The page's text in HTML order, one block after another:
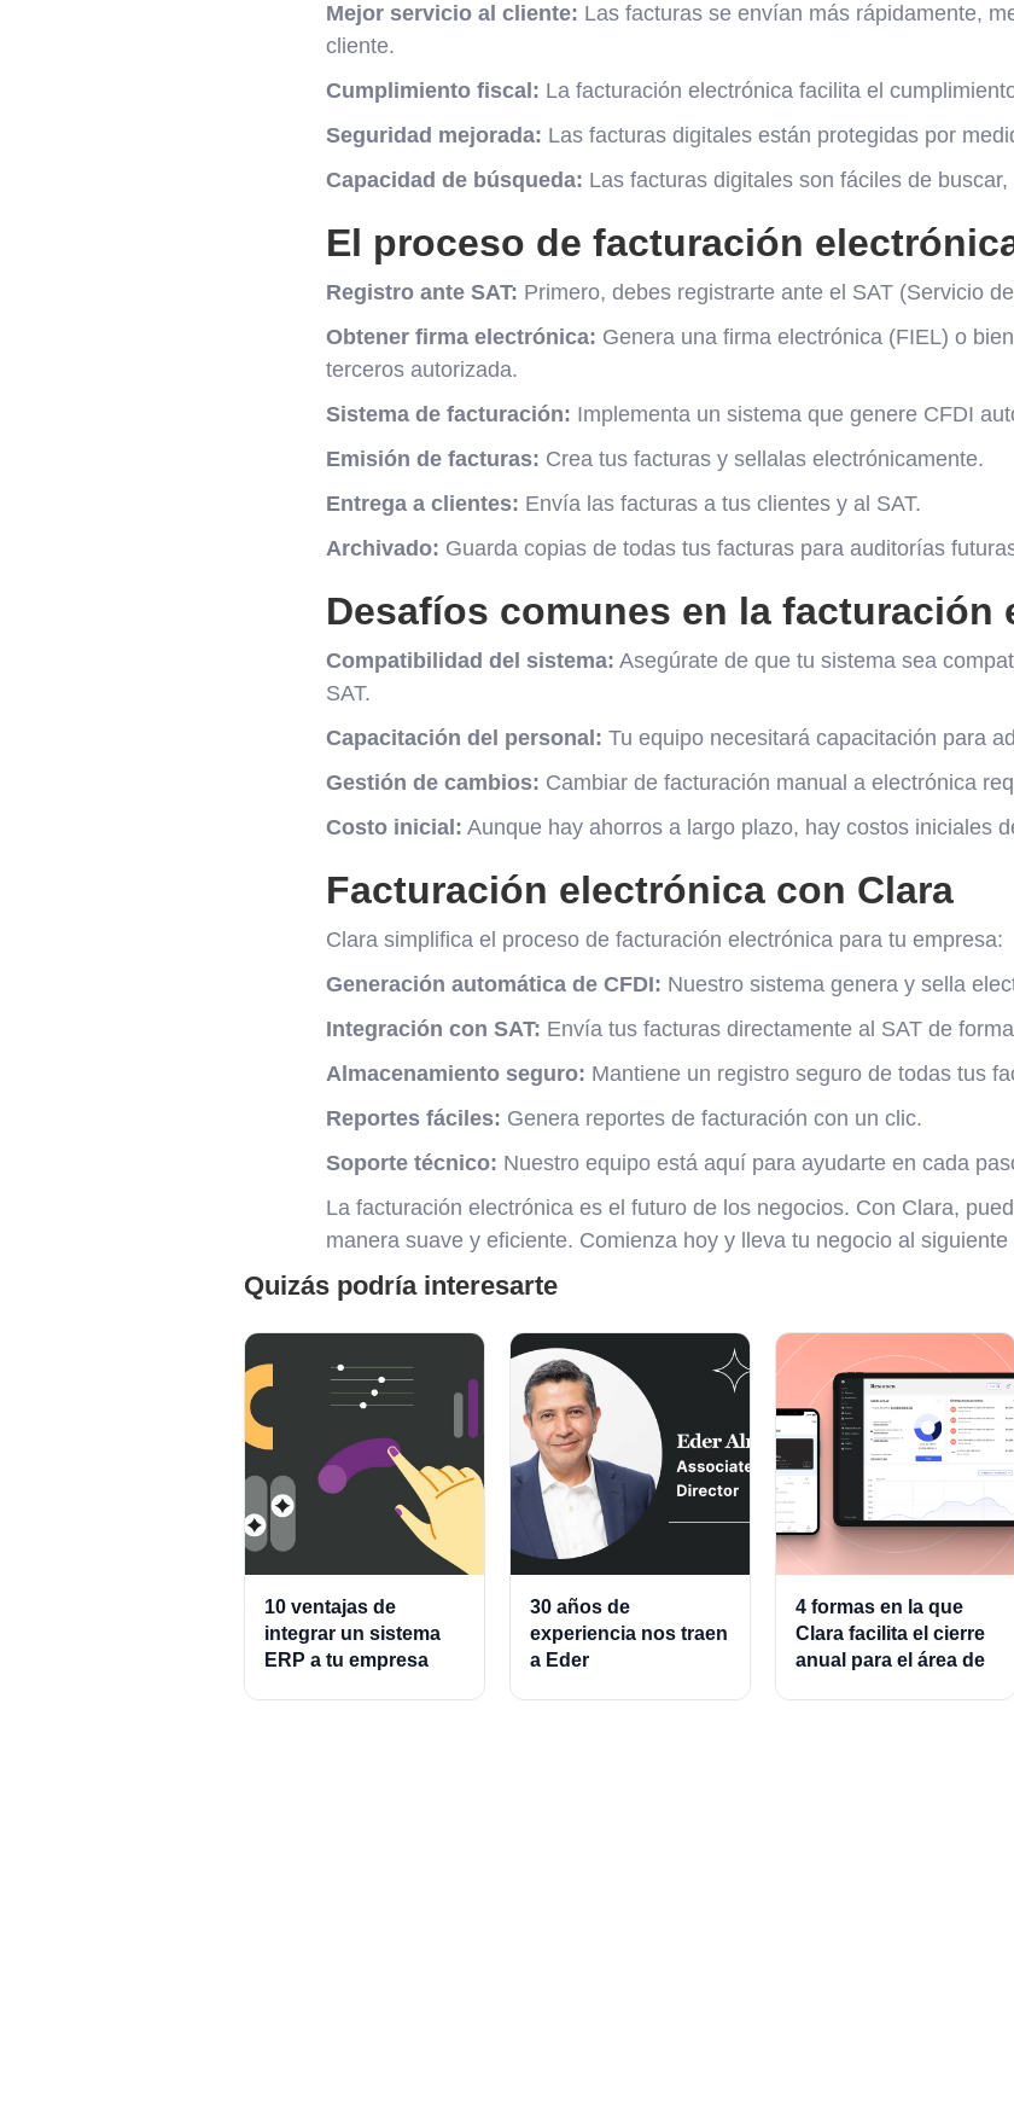
Mejor servicio al cliente: Las facturas se envían más rápidamente,
cliente.
Cumplimiento fiscal: La facturación electrónica facilita el
Seguridad mejorada: Las facturas digitales están protegidas por
Capacidad de búsqueda: Las facturas digitales son fáciles de
El proceso de facturación
Registro ante SAT: Primero, debes registrarte ante el SAT (Servicio
Obtener firma electrónica: Genera una firma electrónica (FIEL) o
terceros autorizada.
Sistema de facturación: Implementa un sistema que genere CFDI
Emisión de facturas: Crea tus facturas y sellalas electrónicamente.
Entrega a clientes: Envía las facturas a tus clientes y al SAT.
Archivado: Guarda copias de todas tus facturas para auditorías
Desafíos comunes en la facturación
Compatibilidad del sistema: Asegúrate de que tu sistema sea
SAT.
Capacitación del personal: Tu equipo necesitará capacitación para
Gestión de cambios: Cambiar de facturación manual a electrónica
Costo inicial: Aunque hay ahorros a largo plazo, hay costos iniciales
Facturación electrónica con Clara
Clara simplifica el proceso de facturación electrónica para tu empresa:
Generación automática de CFDI: Nuestro sistema genera y sella
Integración con SAT: Envía tus facturas directamente al SAT de
Almacenamiento seguro: Mantiene un registro seguro de todas tus
Reportes fáciles: Genera reportes de facturación con un clic.
Soporte técnico: Nuestro equipo está aquí para ayudarte en cada
La facturación electrónica es el futuro de los negocios. Con Clara,
manera suave y eficiente. Comienza hoy y lleva tu negocio al siguiente
Quizás podría interesarte
10 ventajas de
integrar un sistema
ERP a tu empresa
30 años de
experiencia nos traen
a Eder
4 formas en la que
Clara facilita el cierre
anual para el área de